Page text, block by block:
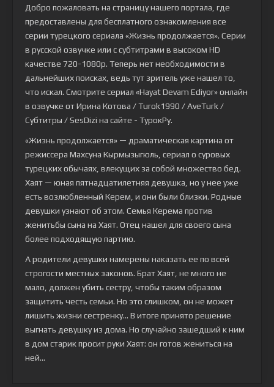
Добро пожаловать на страницу нашего портала, где
предоставлены для бесплатного ознакомления все
серии турецкого сериала «Жизнь продолжается». Серии
в русской озвучке или с субтитрами в высоком HD
качестве 720-1080p. Теперь нет необходимости в
дальнейших поисках, ведь тут зритель уже нашел то,
что искал. Смотрите сериал «Hayat Devam Ediyor» онлайн
в озвучке от Ирина Котова / Turok1990 / AveTurk /
Субтитры / SesDizi на сайте - ТурокРу.
«Жизнь продолжается» — драматическая картина от
режиссера Махсуна Кырмызыгюль, сериал о суровых
турецких обычаях, влекущих за собой множество бед.
Хаят — юная пятнадцатилетняя девушка, но у нее уже
есть возлюбленный Керем, и они были близки. Родные
девушки узнают об этом. Семья Керема против
женитьбы сына на Хаят. Отец нашел для своего сына
более подходящую партию.
А родители девушки намерены наказать ее по всей
строгости местных законов. Брат Хаят, не много не
мало, должен убить сестру, чтобы таким образом
защитить честь семьи. Но это слишком, он не может
лишить жизни сестренку... В итоге принято решение
выгнать девушку из дома. Но случайно зашедший к ним
в дом старик просит руки Хаят: он готов жениться на
ней...